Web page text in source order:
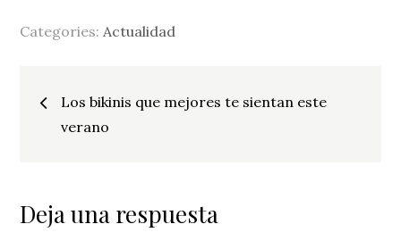
Categories:Actualidad
Navegación
entradas
Los bikinis que mejores te sientan este
verano
Deja una respuesta